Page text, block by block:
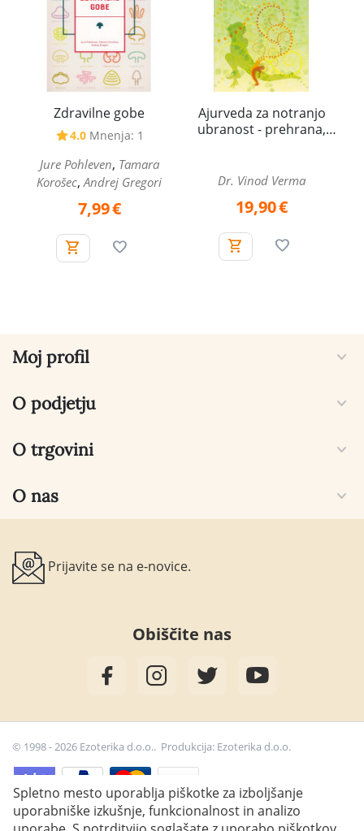
24,90 €
Zdravilne gobe
4.0 Mnenja: 1
Jure Pohleven, Tamara
Korošec,Andrej Gregori
7,99€
Ajurveda za notranjo
ubranost - prehrana,
Dr. Vinod Verma
19,90€
Moj profil
O podjetju
O trgovini
O nas
Prijavite se na e-novice.
Obiščite nas
© 1998 - 2026 Ezoterika d.o.o.. Produkcija: Ezoterika d.o.o.
Spletno mesto uporablja piškotke za izboljšanje
uporabniške izkušnje, funkcionalnost in analizo